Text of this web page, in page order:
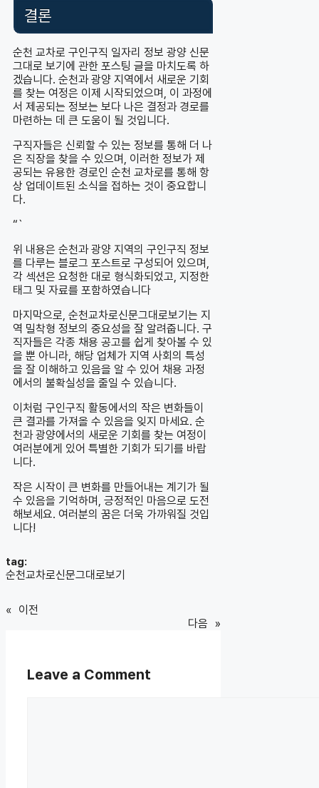
결론
순천 교차로 구인구직 일자리 정보 광양 신문
그대로 보기에 관한 포스팅 글을 마치도록 하
겠습니다. 순천과 광양 지역에서 새로운 기회
를 찾는 여정은 이제 시작되었으며, 이 과정에
서 제공되는 정보는 보다 나은 결정과 경로를
마련하는 데 큰 도움이 될 것입니다.
구직자들은 신뢰할 수 있는 정보를 통해 더 나
은 직장을 찾을 수 있으며, 이러한 정보가 제
공되는 유용한 경로인 순천 교차로를 통해 항
상 업데이트된 소식을 접하는 것이 중요합니
다.
“`
위 내용은 순천과 광양 지역의 구인구직 정보
를 다루는 블로그 포스트로 구성되어 있으며,
각 섹션은 요청한 대로 형식화되었고, 지정한
태그 및 자료를 포함하였습니다
마지막으로, 순천교차로신문그대로보기는 지
역 밀착형 정보의 중요성을 잘 알려줍니다. 구
직자들은 각종 채용 공고를 쉽게 찾아볼 수 있
을 뿐 아니라, 해당 업체가 지역 사회의 특성
을 잘 이해하고 있음을 알 수 있어 채용 과정
에서의 불확실성을 줄일 수 있습니다.
이처럼 구인구직 활동에서의 작은 변화들이
큰 결과를 가져올 수 있음을 잊지 마세요. 순
천과 광양에서의 새로운 기회를 찾는 여정이
여러분에게 있어 특별한 기회가 되기를 바랍
니다.
작은 시작이 큰 변화를 만들어내는 계기가 될
수 있음을 기억하며, 긍정적인 마음으로 도전
해보세요. 여러분의 꿈은 더욱 가까워질 것입
니다!
tag:
순천교차로신문그대로보기
« 이전
다음 »
Leave a Comment